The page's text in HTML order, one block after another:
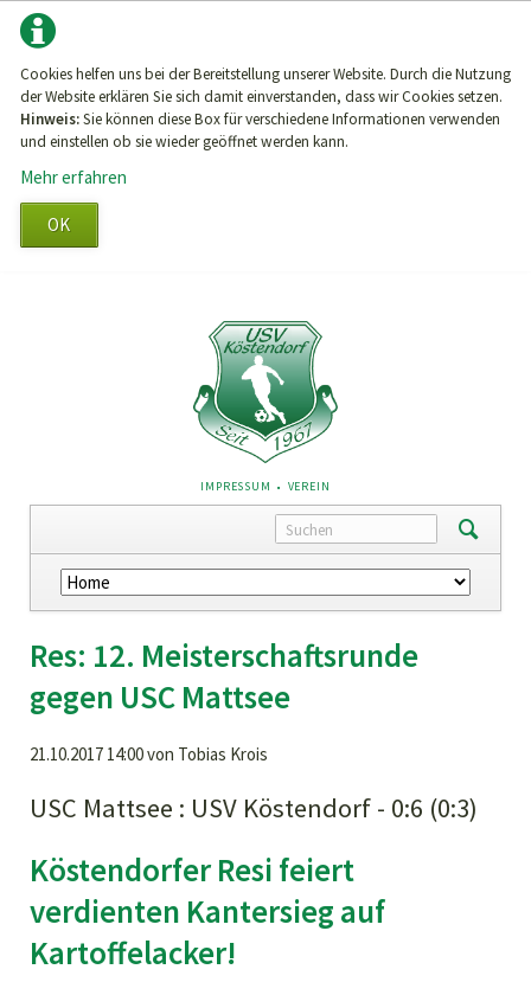
Cookies helfen uns bei der Bereitstellung unserer Website. Durch die Nutzung
der Website erklären Sie sich damit einverstanden, dass wir Cookies setzen.
Hinweis:Sie können diese Box für verschiedene Informationen verwenden
und einstellen ob sie wieder geöffnet werden kann.
Mehr erfahren
OK
NAVIGATION
ÜBERSPRINGEN
IMPRESSUM VEREIN
Navigation
überspringen
Res: 12. Meisterschaftsrunde
gegen USC Mattsee
21.10.2017 14:00von Tobias Krois
USC Mattsee : USV Köstendorf - 0:6 (0:3)
Köstendorfer Resi feiert
verdienten Kantersieg auf
Kartoffelacker!